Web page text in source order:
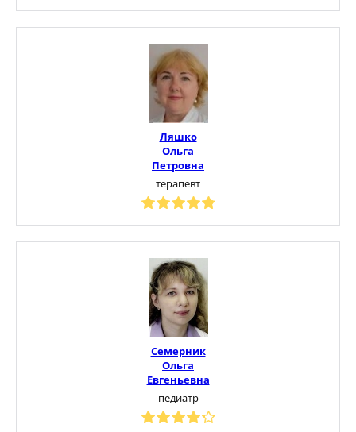
Ляшко
Ольга
Петровна
терапевт
Семерник
Ольга
Евгеньевна
педиатр